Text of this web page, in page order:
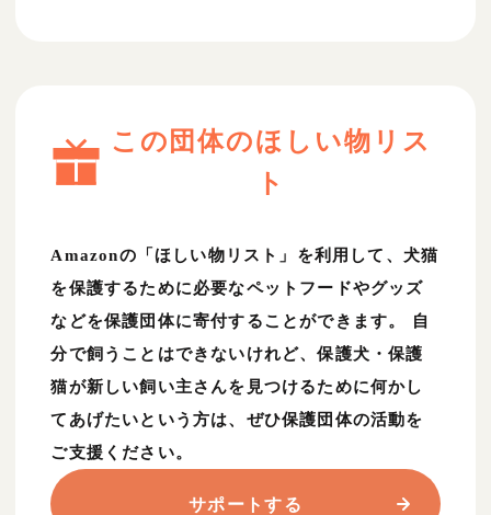
この団体のほしい物リス
ト
Amazonの「ほしい物リスト」を利用して、犬猫
を保護するために必要なペットフードやグッズ
などを保護団体に寄付することができます。 自
分で飼うことはできないけれど、保護犬・保護
猫が新しい飼い主さんを見つけるために何かし
てあげたいという方は、ぜひ保護団体の活動を
ご支援ください。
サポートする